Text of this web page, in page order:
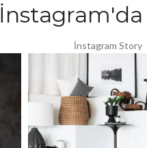
İnstagram Story